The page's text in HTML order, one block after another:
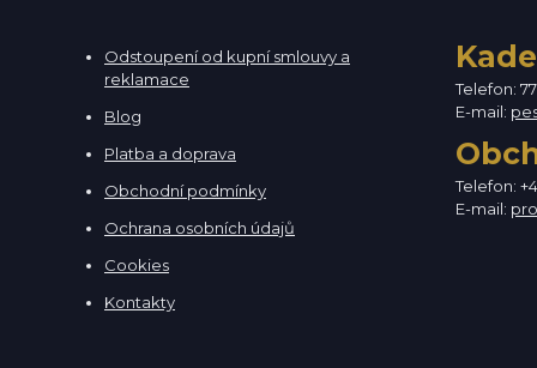
Odstoupení od kupní smlouvy a
reklamace
Blog
Platba a doprava
Obchodní podmínky
Ochrana osobních údajů
Cookies
Kontakty
Telefon:
E-mail:
Telefon:
E-mail: